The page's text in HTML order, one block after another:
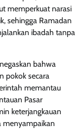
memperkuat narasi
sehingga Ramadan
ibadah tanpa
bahwa
pokok secara
memantau
Pasar
keterjangkauan
menyampaikan